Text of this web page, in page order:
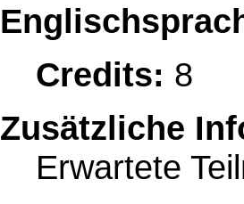
Credits: 8
Zusätzliche
Erwartete